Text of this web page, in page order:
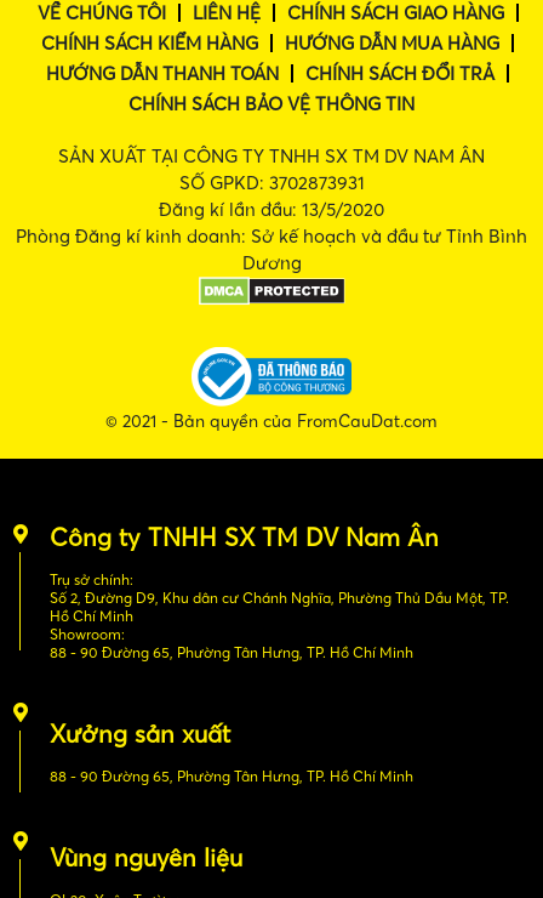
VỀ CHÚNG TÔI LIÊN HỆ
CHÍNH SÁCH GIAO HÀNG
CHÍNH SÁCH KIỂM HÀNG
HƯỚNG DẪN MUA HÀNG
HƯỚNG DẪN THANH TOÁN
CHÍNH SÁCH ĐỔI TRẢ
CHÍNH SÁCH BẢO VỆ THÔNG TIN
SẢN XUẤT TẠI CÔNG TY TNHH SX TM DV NAM ÂN
SỐ GPKD: 3702873931
Đăng kí lần đầu: 13/5/2020
Phòng Đăng kí kinh doanh: Sở kế hoạch và đầu tư Tỉnh Bình
Dương
© 2021 - Bản quyền của FromCauDat.com
Công ty TNHH SX TM DV Nam Ân
Trụ sở chính:
Số 2, Đường D9, Khu dân cư Chánh Nghĩa, Phường Thủ Dầu Một, TP.
Hồ Chí Minh
Showroom:
88 - 90 Đường 65, Phường Tân Hưng, TP. Hồ Chí Minh
Xưởng sản xuất
88 - 90 Đường 65, Phường Tân Hưng, TP. Hồ Chí Minh
Vùng nguyên liệu